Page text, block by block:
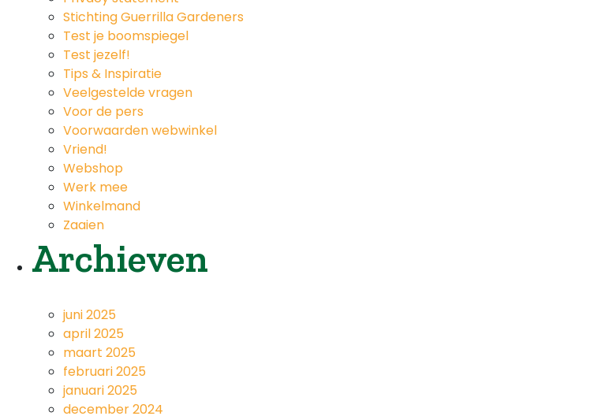
Stichting Guerrilla Gardeners
Test je boomspiegel
Test jezelf!
Tips & Inspiratie
Veelgestelde vragen
Voor de pers
Voorwaarden webwinkel
Vriend!
Webshop
Werk mee
Winkelmand
Zaaien
Archieven
juni 2025
april 2025
maart 2025
februari 2025
januari 2025
december 2024